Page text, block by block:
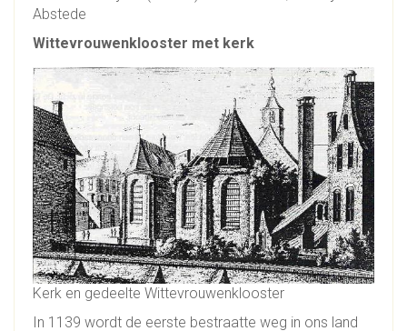
Abstede
Wittevrouwenklooster met kerk
Kerk en gedeelte Wittevrouwenklooster
In 1139 wordt de eerste bestraatte weg in ons land